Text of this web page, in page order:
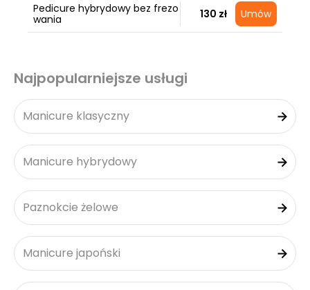
Pedicure hybrydowy bez frezo
wania
130 zł Umów
Najpopularniejsze usługi
Manicure klasyczny
Manicure hybrydowy
Paznokcie żelowe
Manicure japoński